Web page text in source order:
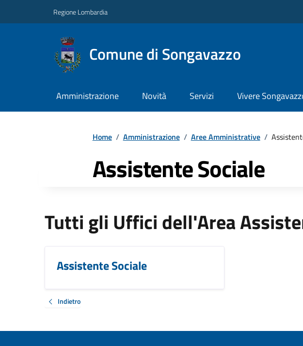
Regione Lombardia
Comune di Songavazzo
Amministrazione Novità Servizi Vivere
Home / Amministrazione / Aree Amministrative /
Assistente Sociale
Tutti gli Uffici dell'Area
Assistente Sociale
Indietro